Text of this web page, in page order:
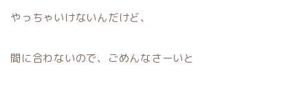
やっちゃいけないんだけど、
間に合わないので、ごめんなさーいと